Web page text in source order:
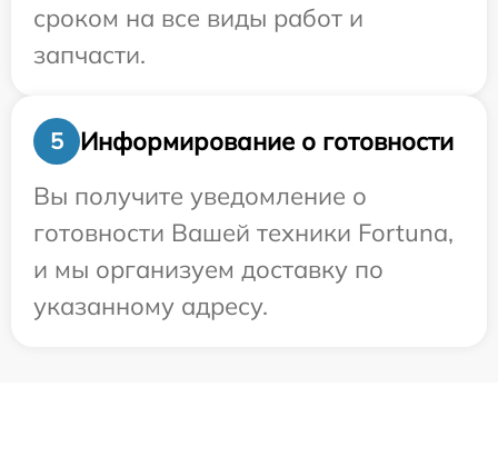
сроком на все виды работ и
запчасти.
5
Информирование о готовности
Вы получите уведомление о
готовности Вашей техники Fortuna,
и мы организуем доставку по
указанному адресу.